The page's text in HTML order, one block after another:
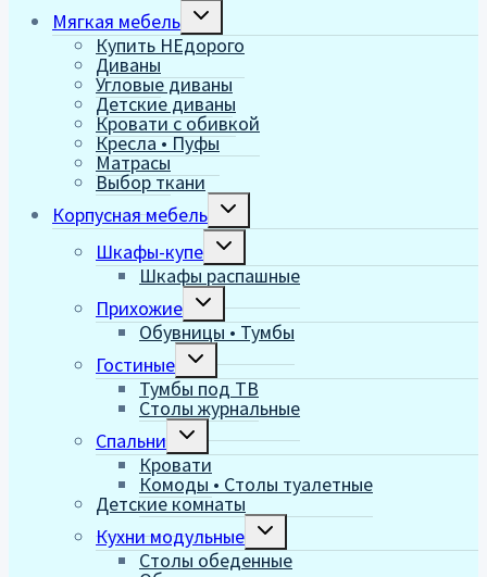
Мягкая мебель
Переключить
меню
Купить НЕдорого
Диваны
Угловые диваны
Детские диваны
Кровати с обивкой
Кресла • Пуфы
Матрасы
Выбор ткани
Корпусная мебель
Переключить
меню
Шкафы-купе
Переключить
меню
Шкафы распашные
Прихожие
Переключить
дочернее
меню
Обувницы • Тумбы
Гостиные
Переключить
дочернее
меню
Тумбы под ТВ
Столы журнальные
Спальни
Переключить
дочернее
меню
Кровати
Комоды • Столы туалетные
Детские комнаты
Кухни модульные
Переключить
меню
Столы обеденные